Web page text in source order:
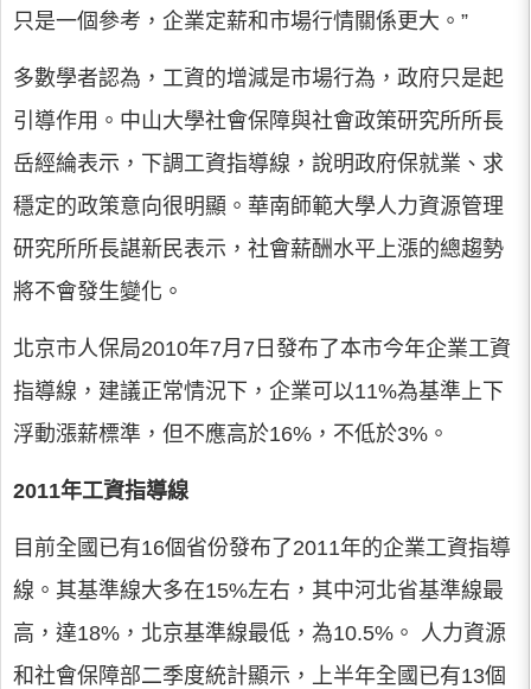
只是一個參考，企業定薪和市場行情關係更大。”
多數學者認為，工資的增減是市場行為，政府只是起
引導作用。中山大學社會保障與社會政策研究所所長
岳經綸表示，下調工資指導線，說明政府保就業、求
穩定的政策意向很明顯。華南師範大學人力資源管理
研究所所長諶新民表示，社會薪酬水平上漲的總趨勢
將不會發生變化。
北京市人保局2010年7月7日發布了本市今年企業工資
指導線，建議正常情況下，企業可以11%為基準上下
浮動漲薪標準，但不應高於16%，不低於3%。
2011年工資指導線
目前全國已有16個省份發布了2011年的企業工資指導
線。其基準線大多在15%左右，其中河北省基準線最
高，達18%，北京基準線最低，為10.5%。 人力資源
和社會保障部二季度統計顯示，上半年全國已有13個